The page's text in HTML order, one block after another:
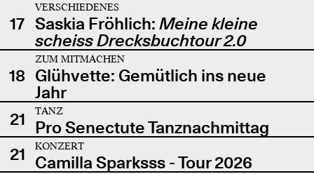
17
VERSCHIEDENES
Saskia Fröhlich: Meine kleine
scheiss Drecksbuchtour 2.0
18
ZUM MITMACHEN
Glühvette: Gemütlich ins neue
Jahr
21
TANZ
Pro Senectute Tanznachmittag
21
KONZERT
Camilla Sparksss - Tour 2026